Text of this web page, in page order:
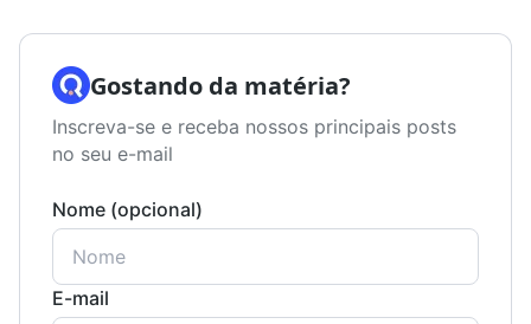
Gostando da matéria?
Inscreva-se e receba nossos principais posts
no seu e-mail
Nome (opcional)
E-mail